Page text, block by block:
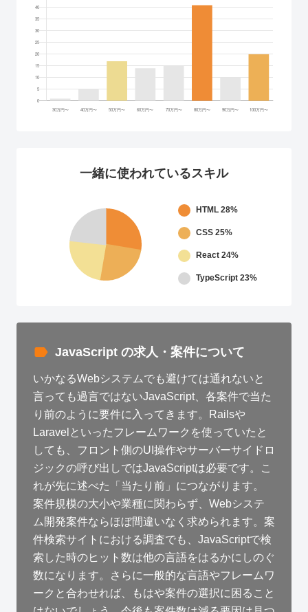
一緒に使われているスキル
HTML 28%
CSS 25%
React 24%
TypeScript 23%
JavaScript の求人・案件について
いかなるWebシステムでも避けては通れないと
言っても過言ではないJavaScript、各案件で当た
り前のように要件に入ってきます。Railsや
Laravelといったフレームワークを使っていたと
しても、フロント側のUI操作やサーバーサイドロ
ジックの呼び出しではJavaScriptは必要です。こ
れが先に述べた「当たり前」につながります。
案件規模の大小や業種に関わらず、Webシステ
ム開発案件ならほぼ間違いなく求められます。案
件検索サイトにおける調査でも、JavaScriptで検
索した時のヒット数は他の言語をはるかにしのぐ
数になります。さらに一般的な言語やフレームワ
ークと合わせれば、もはや案件の選択に困ること